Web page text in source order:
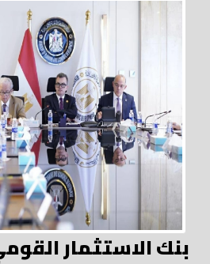
بنك الاستثمار